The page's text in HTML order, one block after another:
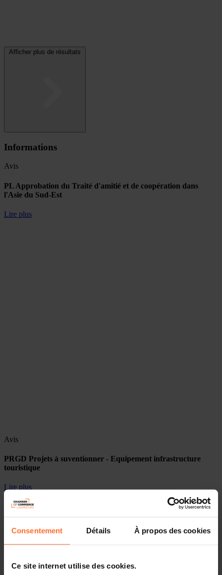
Consentement Détails À propos des cookies
Ce site internet utilise des cookies.
Afficher plus de résultats
Informations
Avis
PL Approbation du Traité d'amitié et de coopération dans
l'Asie du Sud-Est
Lire plus
Avis
PRGD Projets à suventionner - Equipement infrastructure
touristique
Lire plus